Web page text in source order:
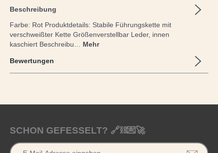
Beschreibung
Farbe: Rot Produktdetails: Stabile Führungskette mit
verschweißter Kette Größenverstellbar Leder, innen
kaschiert Beschreibu… Mehr
Bewertungen
SCHON GEFESSELT? 🔗⛓️💌🚀